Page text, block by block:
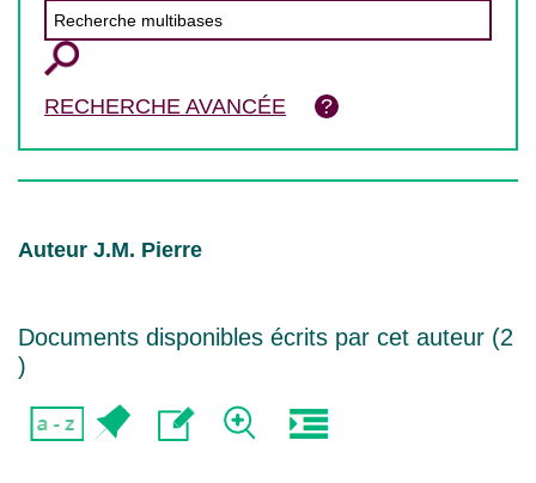
RECHERCHE AVANCÉE
Auteur J.M. Pierre
Documents disponibles écrits par cet auteur (2
)